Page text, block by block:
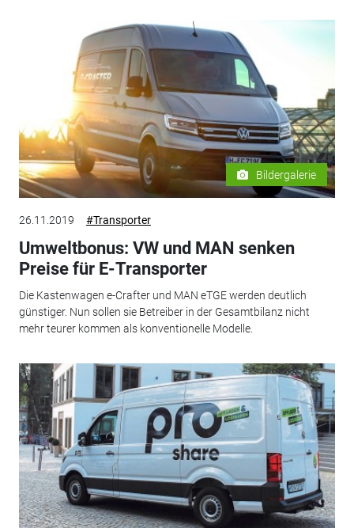
Bildergalerie
26.11.2019 #Transporter
Umweltbonus: VW und MAN senken
Preise für E-Transporter
Die Kastenwagen e-Crafter und MAN eTGE werden deutlich
günstiger. Nun sollen sie Betreiber in der Gesamtbilanz nicht
mehr teurer kommen als konventionelle Modelle.